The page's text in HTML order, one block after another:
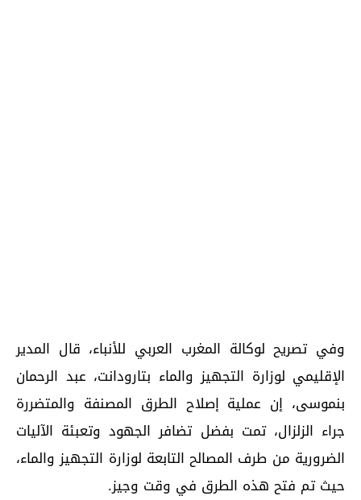
وفي تصريح لوكالة المغرب العربي للأنباء، قال المدير
الإقليمي لوزارة التجهيز والماء بتارودانت، عبد الرحمان
بنموسى، إن عملية إصلاح الطرق المصنفة والمتضررة
جراء الزلزال، تمت بفضل تضافر الجهود وتعبئة الآليات
الضرورية من طرف المصالح التابعة لوزارة التجهيز والماء،
حيث تم فتح هذه الطرق في وقت وجيز.